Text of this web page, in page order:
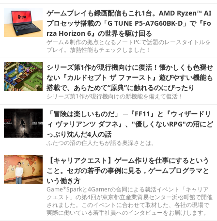
ゲームプレイも録画配信もこれ1台。AMD Ryzen™ AI
プロセッサ搭載の「G TUNE P5-A7G60BK-D」で『Fo
rza Horizon 6』の世界を駆け回る
ゲーム＆制作の拠点となるノートPCで話題のレースタイトルを
プレイ。放熱性能もチェックしました！
シリーズ第1作が現行機向けに復活！懐かしくも色褪せ
ない『カルドセプト ザ ファースト』遊びやすい機能も
搭載で、あらためて“原典”に触れるのにぴったり
シリーズ第1作が現行機向けの新機能を備えて復活！
「冒険は楽しいものだ」 ─『FF11』と『ウィザードリ
ィ ヴァリアンツ ダフネ』、"優しくないRPG"の沼にど
っぷり沈んだ4人の話
ふたつの沼の住人たちが語る奥深さとは。
【キャリアクエスト】ゲーム作りを仕事にするという
こと。セガの若手の事例に見る，ゲームプログラマと
いう働き方
Game*Sparkと4Gamerの合同による就活イベント「キャリア
クエスト」の第4回が東京都立産業貿易センター浜松町館で開催
されました。このイベントに合わせて取材した、各社の現場で
実際に働いている若手社員へのインタビューをお届けします。